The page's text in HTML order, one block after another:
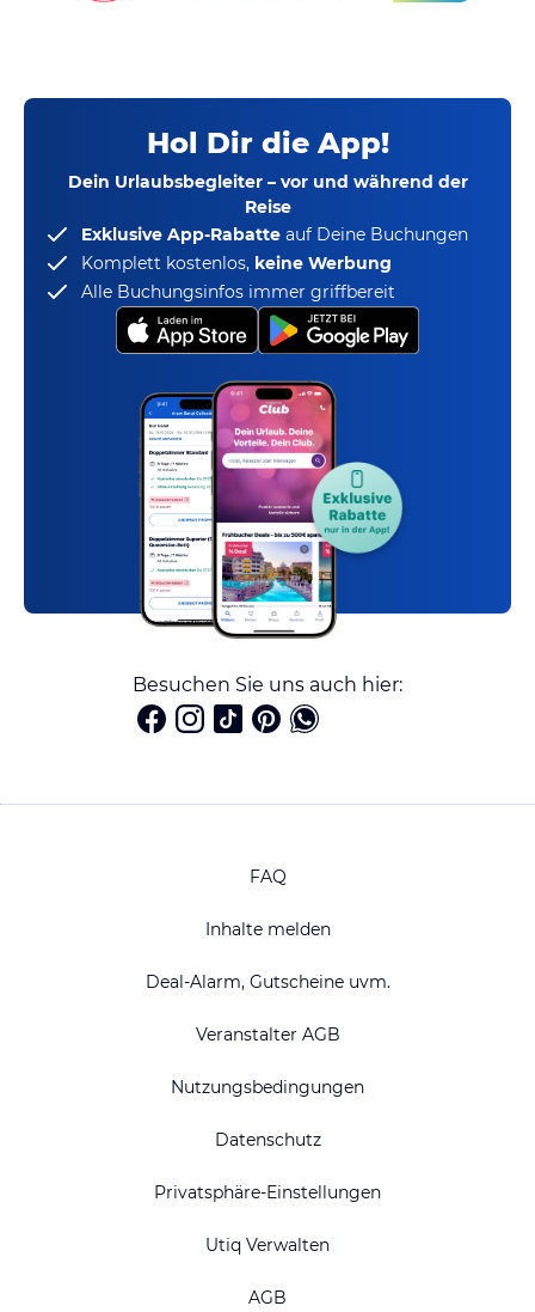
Hol Dir die App!
Dein Urlaubsbegleiter – vor und während der
Reise
Exklusive App-Rabatte auf Deine Buchungen
Komplett kostenlos, keine Werbung
Alle Buchungsinfos immer griffbereit
Besuchen Sie uns auch hier:
FAQ
Inhalte melden
Deal-Alarm, Gutscheine uvm.
Veranstalter AGB
Nutzungsbedingungen
Datenschutz
Privatsphäre-Einstellungen
Utiq Verwalten
AGB